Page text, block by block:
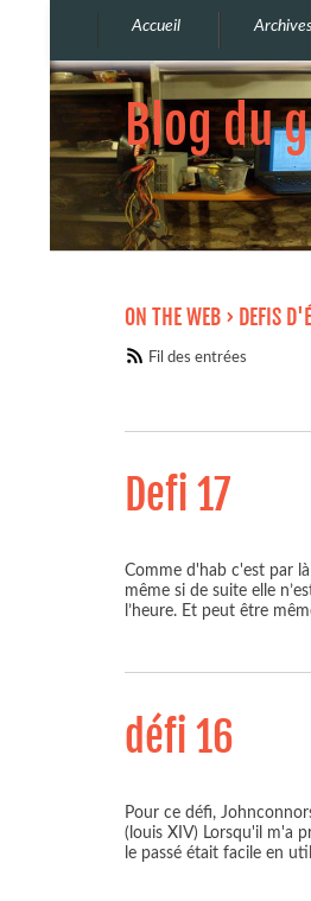
Accueil Archives
Blog du
ON THE WEB › DEFIS
Fil des entrées
Defi 17
Comme d'hab c'est par
même si de suite elle
l’heure. Et peut être
défi 16
Pour ce défi,
(louis XIV) Lorsqu'il m'a
le passé était facile en